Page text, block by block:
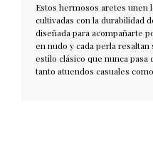
Estos hermosos aretes unen
cultivadas con la durabilidad
diseñada para acompañarte
en nudo y cada perla
estilo clásico que nunca
tanto atuendos casuales